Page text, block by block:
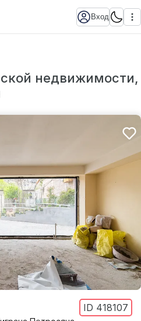
Вход
недвижимости,
ID 418107